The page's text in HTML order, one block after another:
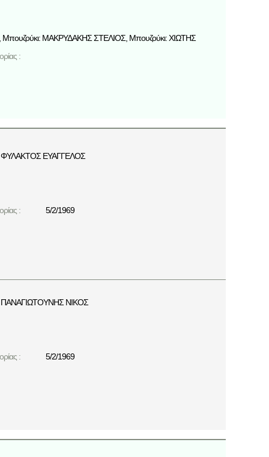
ΜΑΚΡΥΔΑΚΗΣ ΣΤΕΛΙΟΣ, Μπουζούκι: ΧΙΩΤΗΣ
:
ΦΥΛΑΚΤΟΣ ΕΥΑΓΓΕΛΟΣ
:
5/2/1969
ΠΑΝΑΓΙΩΤΟΥΝΗΣ ΝΙΚΟΣ
:
5/2/1969